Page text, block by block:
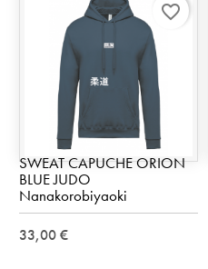
SWEAT CAPUCHE ORION
BLUE JUDO
Nanakorobiyaoki
33,00 €
favorite_border